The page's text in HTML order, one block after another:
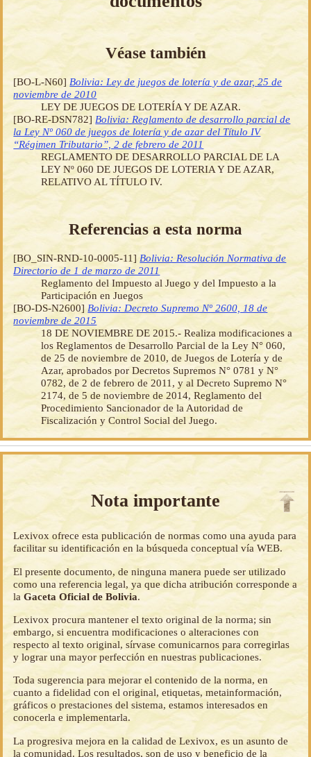
Véase también
[BO-L-N60] Bolivia: Ley de juegos de lotería y de azar, 25 de
noviembre de 2010
LEY DE JUEGOS DE LOTERÍA Y DE AZAR.
[BO-RE-DSN782] Bolivia: Reglamento de desarrollo parcial de
la Ley Nº 060 de juegos de lotería y de azar del Título IV
“Régimen Tributario”, 2 de febrero de 2011
REGLAMENTO DE DESARROLLO PARCIAL DE LA
LEY Nº 060 DE JUEGOS DE LOTERIA Y DE AZAR,
RELATIVO AL TÍTULO IV.
Referencias a esta norma
[BO_SIN-RND-10-0005-11] Bolivia: Resolución Normativa de
Directorio de 1 de marzo de 2011
Reglamento del Impuesto al Juego y del Impuesto a la
Participación en Juegos
[BO-DS-N2600]Bolivia: Decreto Supremo Nº 2600, 18 de
noviembre de 2015
18 DE NOVIEMBRE DE 2015.- Realiza modificaciones a
los Reglamentos de Desarrollo Parcial de la Ley N° 060,
de 25 de noviembre de 2010, de Juegos de Lotería y de
Azar, aprobados por Decretos Supremos N° 0781 y N°
0782, de 2 de febrero de 2011, y al Decreto Supremo N°
2174, de 5 de noviembre de 2014, Reglamento del
Procedimiento Sancionador de la Autoridad de
Fiscalización y Control Social del Juego.
Nota importante
Lexivox ofrece esta publicación de normas como una ayuda para
facilitar su identificación en la búsqueda conceptual vía WEB.
El presente documento, de ninguna manera puede ser utilizado
como una referencia legal, ya que dicha atribución corresponde a
laGaceta Oficial de Bolivia.
Lexivox procura mantener el texto original de la norma; sin
embargo, si encuentra modificaciones o alteraciones con
respecto al texto original, sírvase comunicarnos para corregirlas
y lograr una mayor perfección en nuestras publicaciones.
Toda sugerencia para mejorar el contenido de la norma, en
cuanto a fidelidad con el original, etiquetas, metainformación,
gráficos o prestaciones del sistema, estamos interesados en
conocerla e implementarla.
La progresiva mejora en la calidad de Lexivox, es un asunto de
la comunidad. Los resultados, son de uso y beneficio de la